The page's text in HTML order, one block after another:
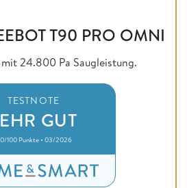
T90 PRO OMNI
24.800 Pa Saugleistung.
TESTNOTE
GUT
100 Punkte • 03/2026